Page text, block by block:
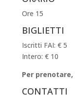
Ore 15
BIGLIETTI
Iscritti FAI: € 5
Intero: € 10
Per prenotare,
CONTATTI